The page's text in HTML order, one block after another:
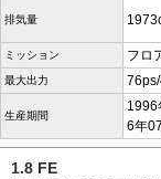
排気量
ミッション フロ
最大出力
生産期間
1996
6年
1.8 FE